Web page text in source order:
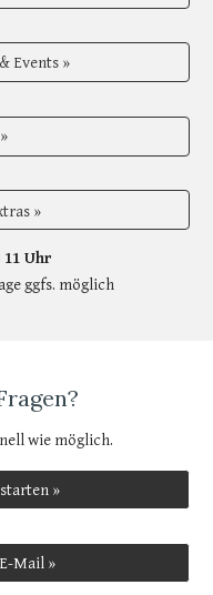
Events »
»
Uhr
ggfs. möglich
wie möglich.
»
Mail »